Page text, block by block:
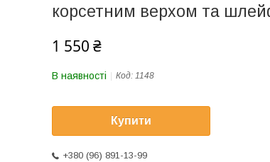
корсетним верхом та
1 550 ₴
В наявності Код: 1148
Купити
+380 (96) 891-13-99